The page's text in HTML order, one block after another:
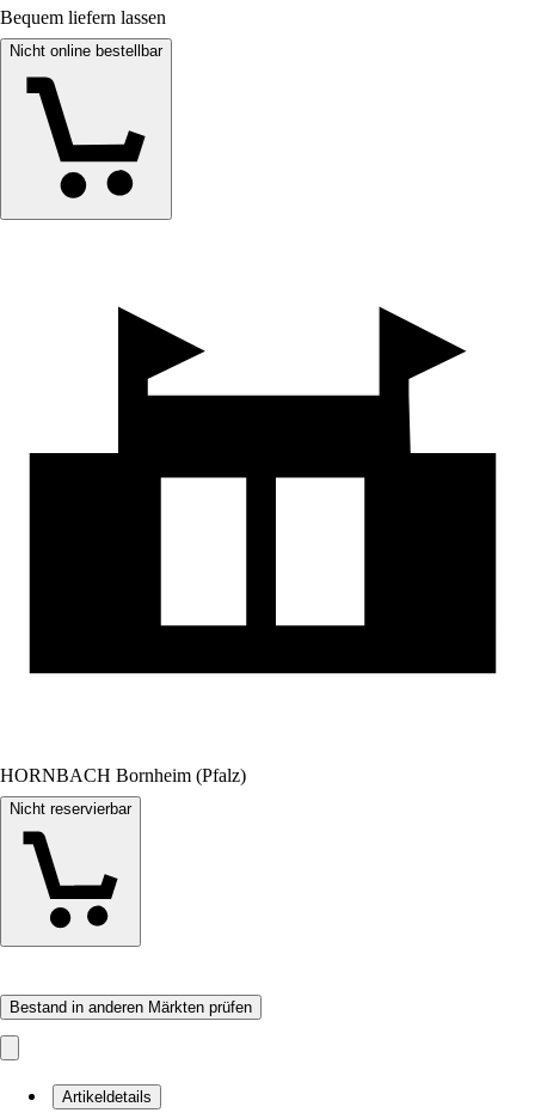
Bequem liefern lassen
Nicht online bestellbar
HORNBACH Bornheim (Pfalz)
Nicht reservierbar
Bestand in anderen Märkten prüfen
Artikeldetails